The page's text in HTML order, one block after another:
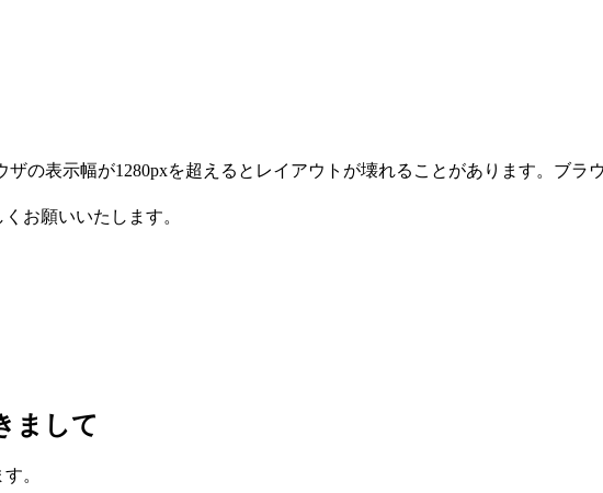
の表示幅が1280pxを超えるとレイアウトが壊れることがあります。ブラ
お願いいたします。
まして
。